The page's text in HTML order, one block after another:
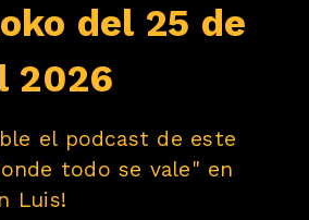
del 25 de
2026
el podcast de este
todo se vale" en
Luis!